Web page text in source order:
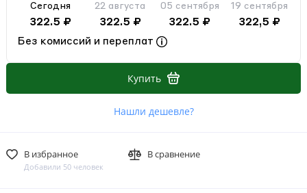
Сегодня
322.5 ₽
22 августа
322.5 ₽
05 сентября
322.5 ₽
19 сентября
322,5 ₽
Без комиссий и переплат
Купить
Нашли дешевле?
В избранное
Добавили 50 человек
В сравнение